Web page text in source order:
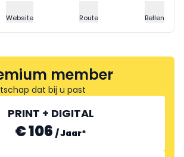
Website Route Bellen
member
dat bij u past
PRINT + DIGITAL
€ 106 /Jaar*